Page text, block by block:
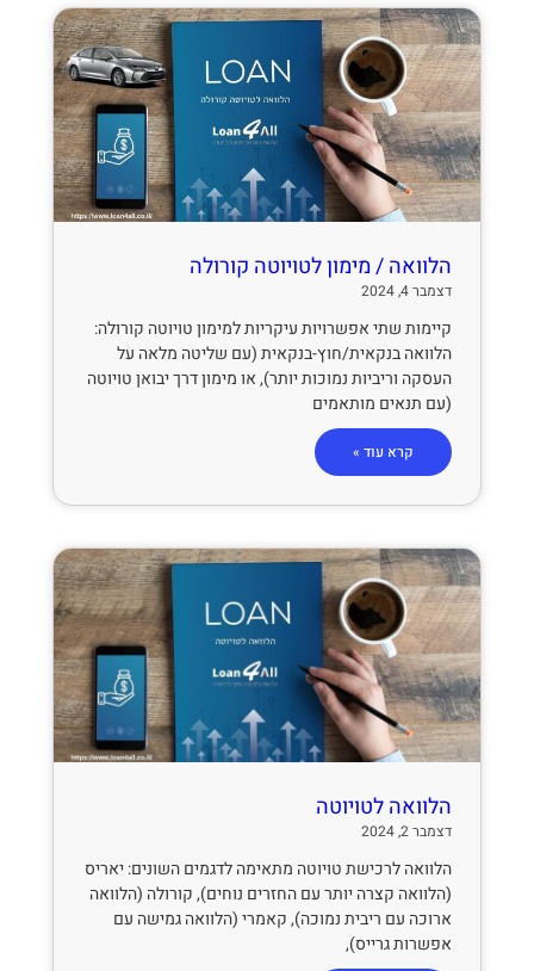
הלוואה / מימון לטויוטה קורולה
דצמבר 4, 2024
קיימות שתי אפשרויות עיקריות למימון טויוטה קורולה:
הלוואה בנקאית/חוץ-בנקאית (עם שליטה מלאה על
העסקה וריביות נמוכות יותר), או מימון דרך יבואן טויוטה
(עם תנאים מותאמים
קרא עוד »
הלוואה לטויוטה
דצמבר 2, 2024
הלוואה לרכישת טויוטה מתאימה לדגמים השונים: יאריס
(הלוואה קצרה יותר עם החזרים נוחים), קורולה (הלוואה
ארוכה עם ריבית נמוכה), קאמרי (הלוואה גמישה עם
אפשרות גרייס),